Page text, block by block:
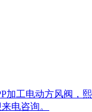
加工电动方风阀，
电咨询。